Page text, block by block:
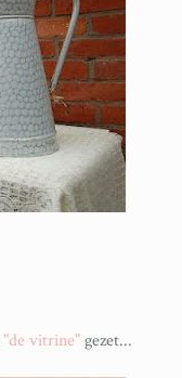
"de vitrine"gezet...